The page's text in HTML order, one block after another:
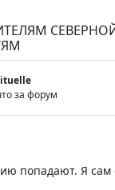
за форум
попадают. Я